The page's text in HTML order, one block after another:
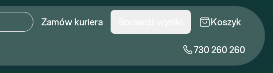
Zamów kuriera Koszyk
730 260 260